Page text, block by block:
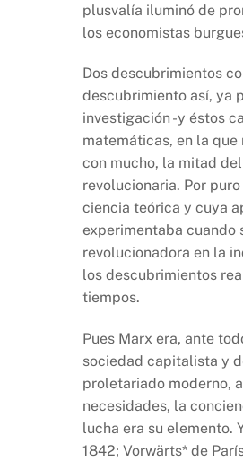
plusvalía iluminó de
los economistas
Dos descubrimientos
descubrimiento así, ya
investigación -y éstos
matemáticas, en la que
con mucho, la mitad
revolucionaria. Por
ciencia teórica y cuya
experimentaba cuando
revolucionadora en la
los descubrimientos
tiempos.
Pues Marx era, ante
sociedad capitalista y
proletariado moderno,
necesidades, la
lucha era su elemento.
1842; Vorwärts* de